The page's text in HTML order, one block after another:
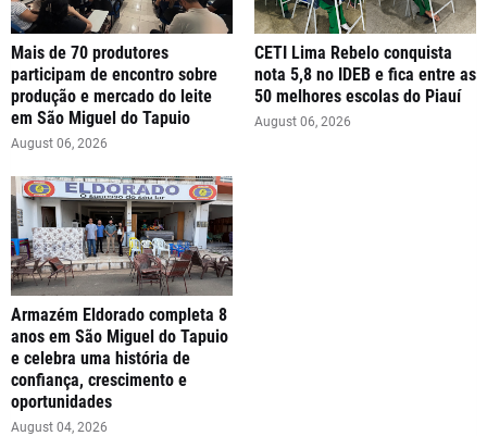
Mais de 70 produtores
participam de encontro sobre
produção e mercado do leite
em São Miguel do Tapuio
August 06, 2026
CETI Lima Rebelo conquista
nota 5,8 no IDEB e fica entre as
50 melhores escolas do Piauí
August 06, 2026
Armazém Eldorado completa 8
anos em São Miguel do Tapuio
e celebra uma história de
confiança, crescimento e
oportunidades
August 04, 2026